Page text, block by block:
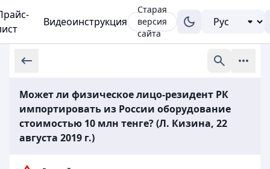
Видеоинструкция
Старая
версия
сайта
Может ли физическое лицо-резидент РК
импортировать из России оборудование
стоимостью 10 млн тенге? (Л. Кизина, 22
августа 2019 г.)